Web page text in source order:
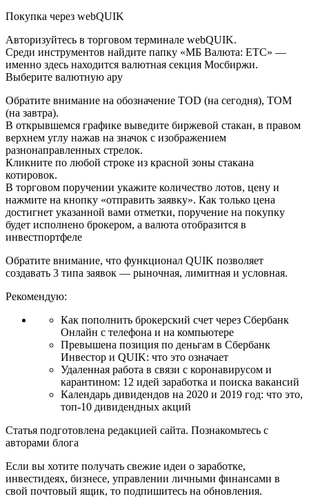
Покупка через webQUIK
Авторизуйтесь в торговом терминале webQUIK.
Среди инструментов найдите папку «МБ Валюта: ETC» —
именно здесь находится валютная секция Мосбиржи.
Выберите валютную ару
Обратите внимание на обозначение TOD (на сегодня), TOM
(на завтра).
В открывшемся графике выведите биржевой стакан, в правом
верхнем углу нажав на значок с изображением
разнонаправленных стрелок.
Кликните по любой строке из красной зоны стакана
котировок.
В торговом поручении укажите количество лотов, цену и
нажмите на кнопку «отправить заявку». Как только цена
достигнет указанной вами отметки, поручение на покупку
будет исполнено брокером, а валюта отобразится в
инвестпортфеле
Обратите внимание, что функционал QUIK позволяет
создавать 3 типа заявок — рыночная, лимитная и условная.
Рекомендую:
Как пополнить брокерский счет через Сбербанк
Онлайн с телефона и на компьютере
Превышена позиция по деньгам в Сбербанк
Инвестор и QUIK: что это означает
Удаленная работа в связи с коронавирусом и
карантином: 12 идей заработка и поиска вакансий
Календарь дивидендов на 2020 и 2019 год: что это,
топ-10 дивидендных акций
Статья подготовлена редакцией сайта. Познакомьтесь с
авторами блога
Если вы хотите получать свежие идеи о заработке,
инвестидеях, бизнесе, управлении личными финансами в
свой почтовый ящик, то подпишитесь на обновления.